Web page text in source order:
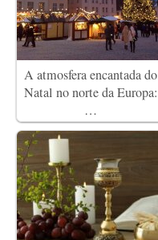
A atmosfera encantada do
Natal no norte da Europa:
…